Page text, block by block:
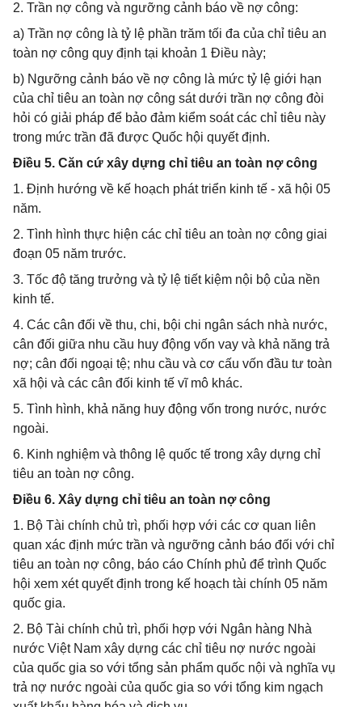
2. Trần nợ công và ngưỡng cảnh báo về nợ công:
a) Trần nợ công là tỷ lệ phần trăm tối đa của chỉ tiêu an
toàn nợ công quy định tại khoản 1 Điều này;
b) Ngưỡng cảnh báo về nợ công là mức tỷ lệ giới hạn
của chỉ tiêu an toàn nợ công sát dưới trần nợ công đòi
hỏi có giải pháp để bảo đảm kiểm soát các chỉ tiêu này
trong mức trần đã được Quốc hội quyết định.
Điều 5. Căn cứ xây dựng chỉ tiêu an toàn nợ công
1. Định hướng về kế hoạch phát triển kinh tế - xã hội 05
năm.
2. Tình hình thực hiện các chỉ tiêu an toàn nợ công giai
đoạn 05 năm trước.
3. Tốc độ tăng trưởng và tỷ lệ tiết kiệm nội bộ của nền
kinh tế.
4. Các cân đối về thu, chi, bội chi ngân sách nhà nước,
cân đối giữa nhu cầu huy động vốn vay và khả năng trả
nợ; cân đối ngoại tệ; nhu cầu và cơ cấu vốn đầu tư toàn
xã hội và các cân đối kinh tế vĩ mô khác.
5. Tình hình, khả năng huy động vốn trong nước, nước
ngoài.
6. Kinh nghiệm và thông lệ quốc tế trong xây dựng chỉ
tiêu an toàn nợ công.
Điều 6. Xây dựng chỉ tiêu an toàn nợ công
1. Bộ Tài chính chủ trì, phối hợp với các cơ quan liên
quan xác định mức trần và ngưỡng cảnh báo đối với chỉ
tiêu an toàn nợ công, báo cáo Chính phủ để trình Quốc
hội xem xét quyết định trong kế hoạch tài chính 05 năm
quốc gia.
2. Bộ Tài chính chủ trì, phối hợp với Ngân hàng Nhà
nước Việt Nam xây dựng các chỉ tiêu nợ nước ngoài
của quốc gia so với tổng sản phẩm quốc nội và nghĩa vụ
trả nợ nước ngoài của quốc gia so với tổng kim ngạch